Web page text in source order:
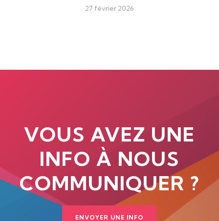
27 février 2026
VOUS AVEZ UNE
INFO À NOUS
COMMUNIQUER ?
ENVOYER UNE INFO